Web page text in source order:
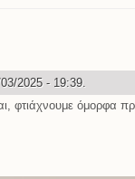
2025 - 19:39.
φτιάχνουμε όμορφα